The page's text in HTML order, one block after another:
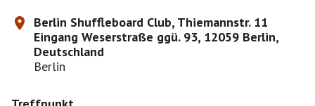
Diese Variante etablierte sich in der Folge bis heute
vor allem in Florida, USA und wird auch immer noch
gern "Deck"-Shuffleboard genannt.
idea/founder
Berlin Shuffleboard Club, Thiemannstr. 11
Eingang Weserstraße ggü. 93, 12059 Berlin,
Deutschland
Berlin